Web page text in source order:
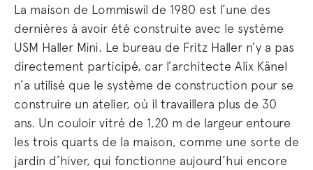
La maison de Lommiswil de 1980 est l’une des
dernières à avoir été construite avec le système
USM Haller Mini. Le bureau de Fritz Haller n’y a pas
directement participé, car l’architecte Alix Känel
n’a utilisé que le système de construction pour se
construire un atelier, où il travaillera plus de 30
ans. Un couloir vitré de 1,20 m de largeur entoure
les trois quarts de la maison, comme une sorte de
jardin d’hiver, qui fonctionne aujourd’hui encore